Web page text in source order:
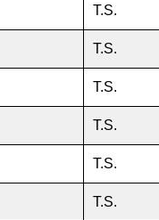
T.S.
T.S.
T.S.
T.S.
T.S.
T.S.